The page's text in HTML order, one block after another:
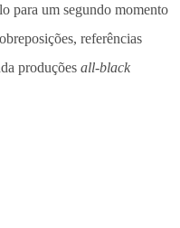
para um segundo momento
referências
produções all-black